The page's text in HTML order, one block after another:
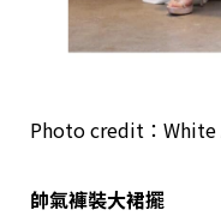
Photo credit：White
帥氣褲裝大裙擺